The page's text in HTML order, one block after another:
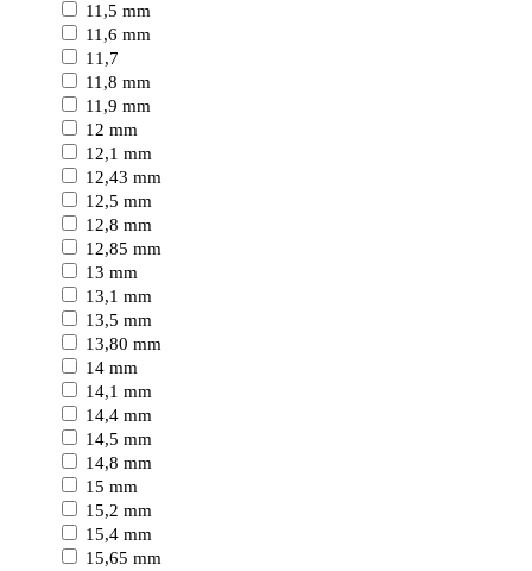
11,5 mm
11,6 mm
11,7
11,8 mm
11,9 mm
12 mm
12,1 mm
12,43 mm
12,5 mm
12,8 mm
12,85 mm
13 mm
13,1 mm
13,5 mm
13,80 mm
14 mm
14,1 mm
14,4 mm
14,5 mm
14,8 mm
15 mm
15,2 mm
15,4 mm
15,65 mm